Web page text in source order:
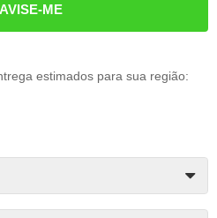
AVISE-ME
estimados para sua região: